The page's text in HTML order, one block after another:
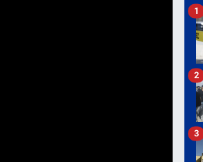
1
2
3